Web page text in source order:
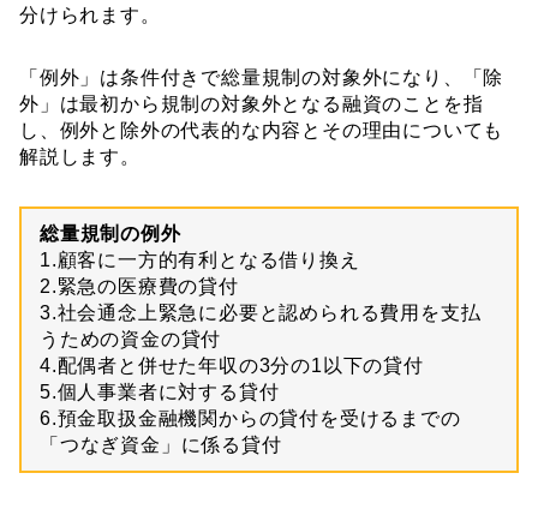
分けられます。
「例外」は条件付きで総量規制の対象外になり、「除
外」は最初から規制の対象外となる融資のことを指
し、例外と除外の代表的な内容とその理由についても
解説します。
総量規制の例外
1.顧客に一方的有利となる借り換え
2.緊急の医療費の貸付
3.社会通念上緊急に必要と認められる費用を支払
うための資金の貸付
4.配偶者と併せた年収の3分の1 以下の貸付
5.個人事業者に対する貸付
6.預金取扱金融機関からの貸付を受けるまでの
「つなぎ資金」に係る貸付